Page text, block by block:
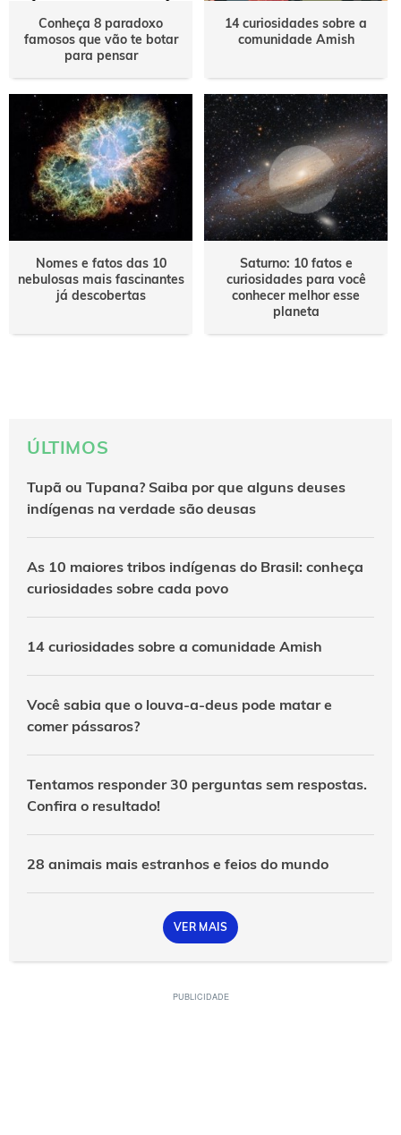
Conheça 8 paradoxo
famosos que vão te botar
para pensar
14 curiosidades sobre a
comunidade Amish
Nomes e fatos das 10
nebulosas mais fascinantes
já descobertas
Saturno: 10 fatos e
curiosidades para você
conhecer melhor esse
planeta
ÚLTIMOS
Tupã ou Tupana? Saiba por que alguns deuses
indígenas na verdade são deusas
As 10 maiores tribos indígenas do Brasil: conheça
curiosidades sobre cada povo
14 curiosidades sobre a comunidade Amish
Você sabia que o louva-a-deus pode matar e
comer pássaros?
Tentamos responder 30 perguntas sem respostas.
Confira o resultado!
28 animais mais estranhos e feios do mundo
VER MAIS